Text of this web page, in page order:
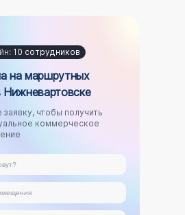
10 сотрудников
на маршрутных
Нижневартовске
заявку, чтобы получить
коммерческое